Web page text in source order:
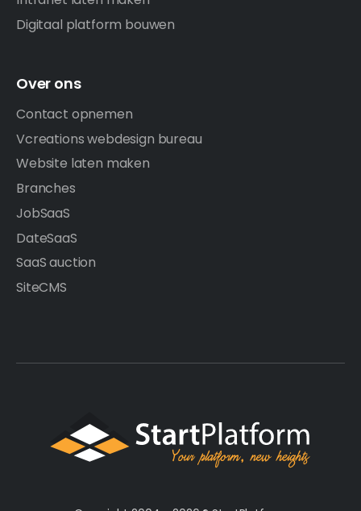
Digitaal platform bouwen
Over ons
Contact opnemen
Vcreations webdesign bureau
Website laten maken
Branches
JobSaaS
DateSaaS
SaaS auction
SiteCMS